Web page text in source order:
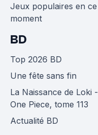
Jeux populaires en ce
moment
BD
Top 2026 BD
Une fête sans fin
La Naissance de Loki -
One Piece, tome 113
Actualité BD